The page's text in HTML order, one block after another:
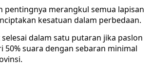
pentingnya merangkul semua lapisan
kesatuan dalam perbedaan.
dalam satu putaran jika paslon
50% suara dengan sebaran minimal